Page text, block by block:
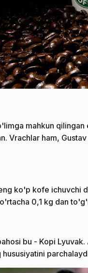
mahkun
Vrachlar ham,
ko'p kofe ichuvchi
0,1 kg dan
bu - Kopi